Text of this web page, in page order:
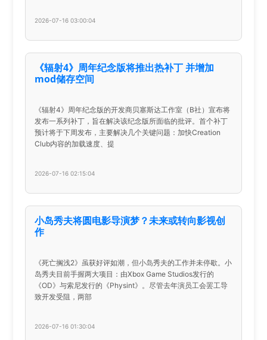
2026-07-16 03:00:04
《辐射4》周年纪念版将推出热补丁 并增加
mod储存空间
《辐射4》周年纪念版的开发商贝塞斯达工作室（B社）宣布将
发布一系列补丁，旨在解决该纪念版所面临的批评。首个补丁
预计将于下周发布，主要解决几个关键问题：加快Creation
Club内容的加载速度、提
2026-07-16 02:15:04
小岛秀夫将圆电影导演梦？未来或转向影视创
作
《死亡搁浅2》虽获好评如潮，但小岛秀夫的工作并未停歇。小
岛秀夫目前手握两大项目：由Xbox Game Studios发行的
《OD》与索尼发行的《Physint》。尽管去年演员工会罢工导
致开发受阻，两部
2026-07-16 01:30:04